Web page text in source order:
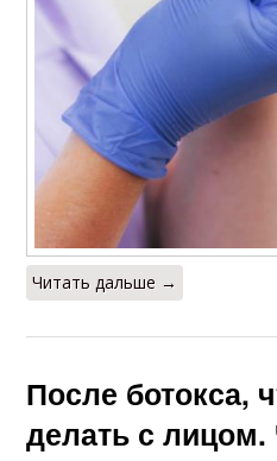
Читать дальше →
После ботокса,
делать с лицом.